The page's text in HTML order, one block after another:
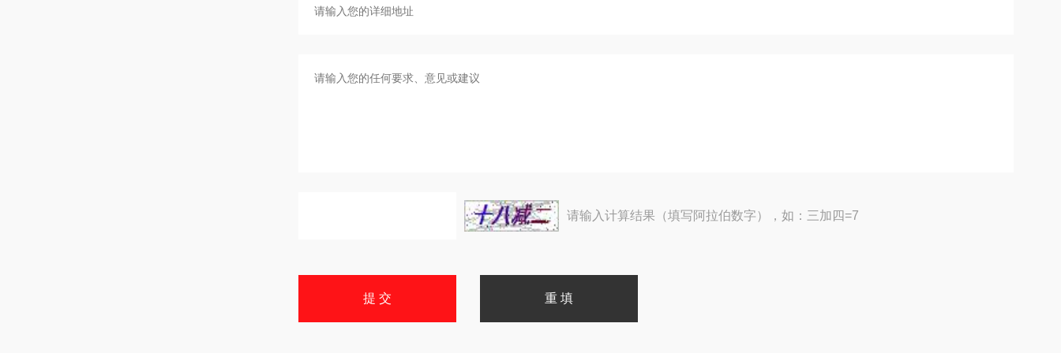
请输入计算结果（填写阿拉伯数字），如：三加四=7